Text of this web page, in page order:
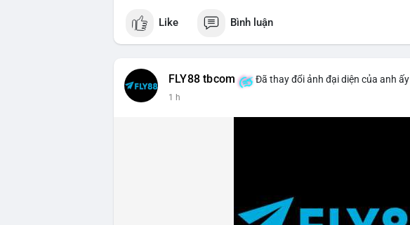
Like Bình luận
FLY88 tbcom Đã thay đổi ảnh đại diện của anh ấy
1 h